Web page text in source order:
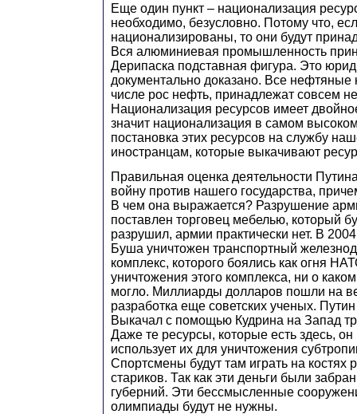
Еще один пункт – национализация
необходимо, безусловно. Потому что,
национализированы, то они будут
Вся алюминиевая промышленность
Дерипаска подставная фигура. Это
документально доказано. Все нефтяные
числе рос нефть, принадлежат совсем
Национализация ресурсов имеет
значит национализация в самом
постановка этих ресурсов на службу
иностранцам, которые выкачивают
Правильная оценка деятельности
войну против нашего государства,
В чем она выражается? Разрушение
поставлен торговец мебелью, который
разрушил, армии практически нет. В
Буша уничтожен транспортный
комплекс, которого боялись как огня
уничтожения этого комплекса, ни о
могло. Миллиарды долларов пошли на
разработка еще советских ученых.
Выкачал с помощью Кудрина на Запад
Даже те ресурсы, которые есть здесь,
использует их для уничтожения
Спортсмены будут там играть на костях
стариков. Так как эти деньги были
губерний. Эти бессмысленные
олимпиады будут не нужны.